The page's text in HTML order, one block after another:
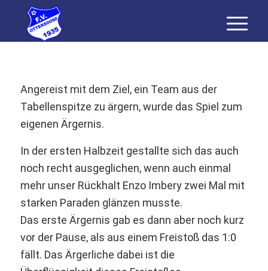
Angereist mit dem Ziel, ein Team aus der
Tabellenspitze zu ärgern, wurde das Spiel zum
eigenen Ärgernis.
In der ersten Halbzeit gestallte sich das auch
noch recht ausgeglichen, wenn auch einmal
mehr unser Rückhalt Enzo Imbery zwei Mal mit
starken Paraden glänzen musste.
Das erste Ärgernis gab es dann aber noch kurz
vor der Pause, als aus einem Freistoß das 1:0
fällt. Das Ärgerliche dabei ist die